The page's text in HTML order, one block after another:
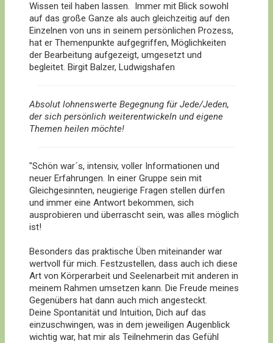
Wissen teil haben lassen. Immer mit Blick sowohl
auf das große Ganze als auch gleichzeitig auf den
Einzelnen von uns in seinem persönlichen Prozess,
hat er Themenpunkte aufgegriffen, Möglichkeiten
der Bearbeitung aufgezeigt, umgesetzt und
begleitet. Birgit Balzer, Ludwigshafen
Absolut lohnenswerte Begegnung für Jede/Jeden,
der sich persönlich weiterentwickeln und eigene
Themen heilen möchte!
"Schön war´s, intensiv, voller Informationen und
neuer Erfahrungen. In einer Gruppe sein mit
Gleichgesinnten, neugierige Fragen stellen dürfen
und immer eine Antwort bekommen, sich
ausprobieren und überrascht sein, was alles möglich
ist!
Besonders das praktische Üben miteinander war
wertvoll für mich. Festzustellen, dass auch ich diese
Art von Körperarbeit und Seelenarbeit mit anderen in
meinem Rahmen umsetzen kann. Die Freude meines
Gegenübers hat dann auch mich angesteckt.
Deine Spontanität und Intuition, Dich auf das
einzuschwingen, was in dem jeweiligen Augenblick
wichtig war, hat mir als Teilnehmerin das Gefühl